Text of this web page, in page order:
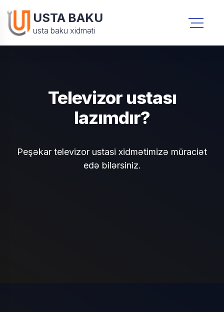
USTA BAKU
usta baku xidməti
Televizor ustası
lazımdır?
Peşəkar televizor ustasi xidmətimizə müraciət
edə bilərsiniz.